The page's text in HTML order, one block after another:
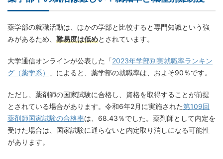
薬学部の就職活動は、ほかの学部と比較すると専門知識という強
みがあるため、 難易度は低めとされています。
大学通信オンラインが公表した「2023年学部別実就職率ランキン
グ（薬学系）
」によると、薬学部の就職率は、およそ90％です。
ただし、薬剤師の国家試験に合格し、資格を取得することが前提
とされている場合があります。令和6年2月に実施された第109回
薬剤師国家試験の合格率は、68.43％でした。薬剤師として内定を
受けた場合は、国家試験に通らないと内定取り消しになる可能性
があります。